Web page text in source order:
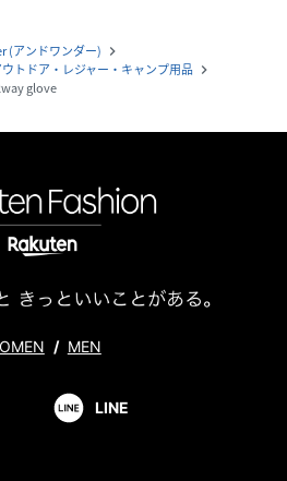
(アンドワンダー) navigate_next
ウトドア・レジャー・キャンプ用品 navigate_next
glove
/ MEN
LINE